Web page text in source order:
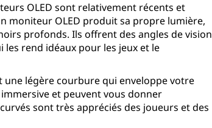
OLED sont relativement récents et
moniteur OLED produit sa propre lumière,
profonds. Ils offrent des angles de vision
les rend idéaux pour les jeux et le
légère courbure qui enveloppe votre
et peuvent vous donner
sont très appréciés des joueurs et des